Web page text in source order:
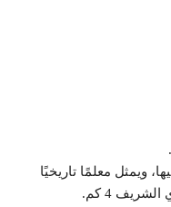
ويمثل معلمًا تاريخيًا
4 كم.